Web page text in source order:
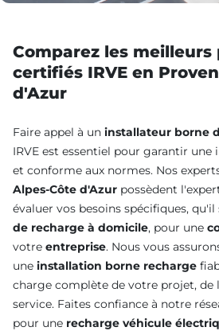
Comparez les meilleurs
certifiés IRVE en
d'Azur
Faire appel à un installateur borne
IRVE est essentiel pour garantir une
et conforme aux normes. Nos
Alpes-Côte d'Azur possèdent
évaluer vos besoins spécifiques, qu'il
de recharge à domicile, pour une
votre entreprise. Nous vous
une installation borne recharge
charge complète de votre projet, de
service. Faites confiance à notre
pour une recharge véhicule